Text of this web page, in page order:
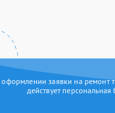
заявки на ремонт
действует